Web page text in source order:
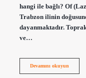
hangi ile bağlı? Of
Trabzon ilinin
dayanmaktadır.
ve…
Devamını okuyunOf